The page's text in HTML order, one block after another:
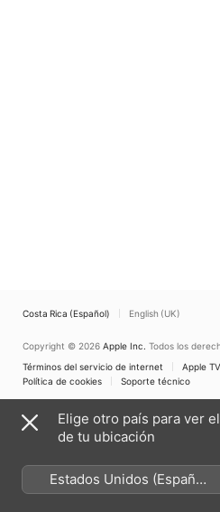
Costa Rica (Español) English (UK)
Copyright © 2026 Apple Inc. Todos los
Términos del servicio de internet
Apple
Política de cookies
Soporte técnico
Elige otro país para ver
de tu ubicación
Estados Unidos (Español
México)